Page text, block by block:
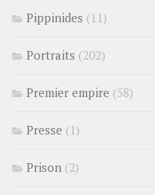
Pippinides (11)
Portraits (202)
Premier empire (58)
Presse (1)
Prison (2)